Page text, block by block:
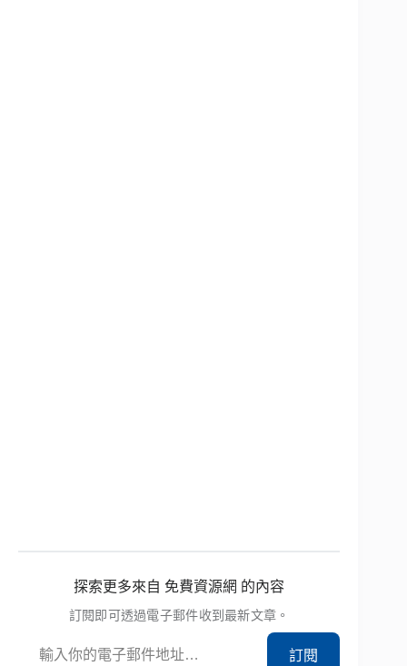
探索更多來自 免費資源網 的內容
訂閱即可透過電子郵件收到最新文章。
訂閱